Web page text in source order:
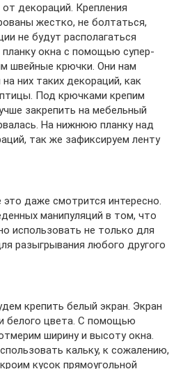
декораций. Крепления
жестко, не болтаться,
не будут располагаться
окна с помощью супер-
швейные крючки. Они нам
них таких декораций, как
Под крючками крепим
закрепить на мебельный
На нижнюю планку над
так же зафиксируем ленту
даже смотрится интересно.
манипуляций в том, что
использовать не только для
разыгрывания любого другого
крепить белый экран. Экран
белого цвета. С помощью
ширину и высоту окна.
кальку, к сожалению,
кусок прямоугольной